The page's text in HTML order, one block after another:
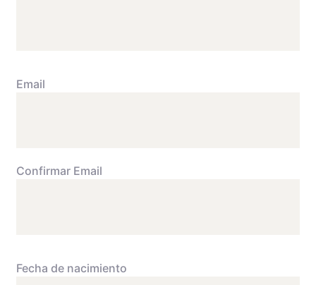
Email
Confirmar Email
Fecha de nacimiento